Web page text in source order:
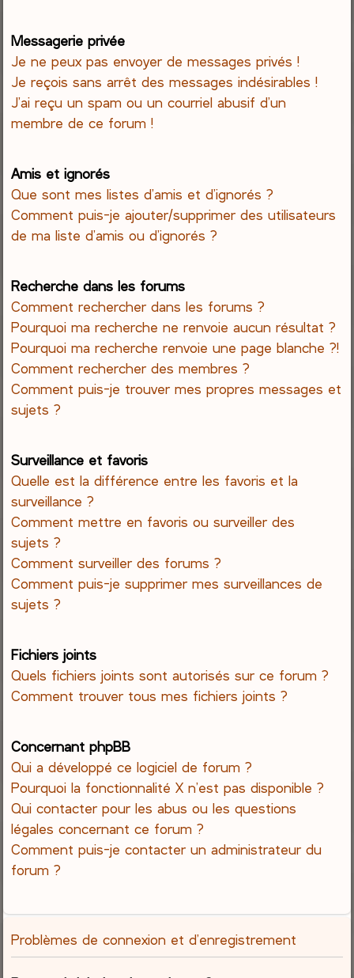
Messagerie privée
Je ne peux pas envoyer de messages privés !
Je reçois sans arrêt des messages indésirables !
J’ai reçu un spam ou un courriel abusif d’un
membre de ce forum !
Amis et ignorés
Que sont mes listes d’amis et d’ignorés ?
Comment puis-je ajouter/supprimer des utilisateurs
de ma liste d’amis ou d’ignorés ?
Recherche dans les forums
Comment rechercher dans les forums ?
Pourquoi ma recherche ne renvoie aucun résultat ?
Pourquoi ma recherche renvoie une page blanche ?!
Comment rechercher des membres ?
Comment puis-je trouver mes propres messages et
sujets ?
Surveillance et favoris
Quelle est la différence entre les favoris et la
surveillance ?
Comment mettre en favoris ou surveiller des
sujets ?
Comment surveiller des forums ?
Comment puis-je supprimer mes surveillances de
sujets ?
Fichiers joints
Quels fichiers joints sont autorisés sur ce forum ?
Comment trouver tous mes fichiers joints ?
Concernant phpBB
Qui a développé ce logiciel de forum ?
Pourquoi la fonctionnalité X n’est pas disponible ?
Qui contacter pour les abus ou les questions
légales concernant ce forum ?
Comment puis-je contacter un administrateur du
forum ?
Problèmes de connexion et d’enregistrement